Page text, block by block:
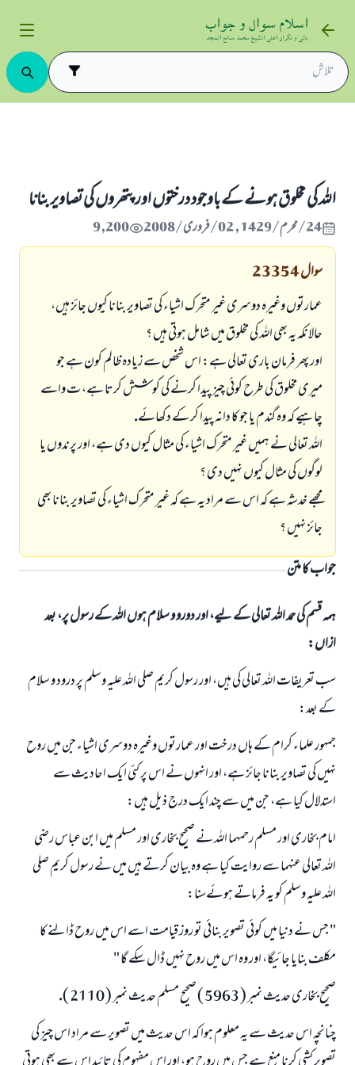
اللہ كى مخلوق ہونے كے باوجود درختوں اور پتھروں كى تصاوير بنانا
24/محرم/1429 , 02/فروری/2008 9,200
سوال23354
عمارتوں وغيرہ دوسرى غير متحرك اشياء كى تصاوير بنانا كيوں جائز ہيں،
حالانكہ يہ بھى اللہ كى مخلوق ميں شامل ہوتى ہيں ؟
اور پھر فرمان بارى تعالى ہے: اس شخص سے زيادہ ظالم كون ہے جو
ميرى مخلوق كى طرح كوئى چيز پيدا كرنے كى كوشش كرتا ہے، ت واسے
چاہيے كہ وہ گندم يا جو كا دانہ پيدا كر كے دكھائے.
اللہ تعالى نے ہميں غير متحرك اشياء كى مثال كيوں دى ہے، اور پرندوں يا
لوگوں كى مثال كيوں نہيں دى ؟
مجھے خدشہ ہے كہ اس سے مراد يہ ہے كہ غير متحرك اشياء كى تصاوير بنانا بھى
جائز نہيں ؟
جواب کا متن
ہمہ قسم کی حمد اللہ تعالی کے لیے، اور دورو و سلام ہوں اللہ کے رسول پر، بعد
ازاں:
سب تعريفات اللہ تعالى كى ہيں، اور رسول كريم صلى اللہ عليہ وسلم پر درود و سلام
كے بعد:
جمہور علماء كرام كے ہاں درخت اور عمارتوں وغيرہ دوسرى اشياء جن ميں روح
نہيں كى تصاوير بنانا جائز ہے، اور انہوں نے اس پر كئى ايك احاديث سے
استدلال كيا ہے، جن ميں سے چند ايك درج ذيل ہيں:
امام بخارى اور مسلم رحمہما اللہ نے صحيح بخارى اور مسلم ميں ابن عباس رضى
اللہ تعالى عنہما سے روايت كيا ہے وہ بيان كرتے ہيں ميں نے رسول كريم صلى
اللہ عليہ وسلم كو يہ فرماتے ہوئےسنا:
" جس نے دنيا ميں كوئى تصوير بنائى تو روز قيامت اسے اس ميں روح ڈالنے كا
مكلف بنايا جائيگا، اور وہ اس ميں روح نہيں ڈال سكے گا "
صحيح بخارى حديث نمبر ( 5963 ) صحيح مسلم حديث نمبر ( 2110 ).
چنانچہ اس حديث سے يہ معلوم ہوا كہ اس حديث ميں تصوير سے مراد اس چيز كى